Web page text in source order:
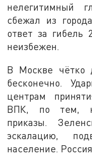
нелегитимный
сбежал из
ответ за гибель
неизбежен.
В Москве чётко
бесконечно.
центрам
ВПК, по тем,
приказы.
эскалацию,
население.